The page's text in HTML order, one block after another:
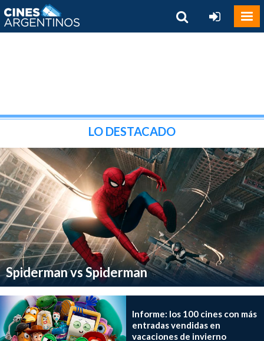
LO DESTACADO
Spiderman vs Spiderman
Informe: los 100 cines con más
entradas vendidas en
vacaciones de invierno